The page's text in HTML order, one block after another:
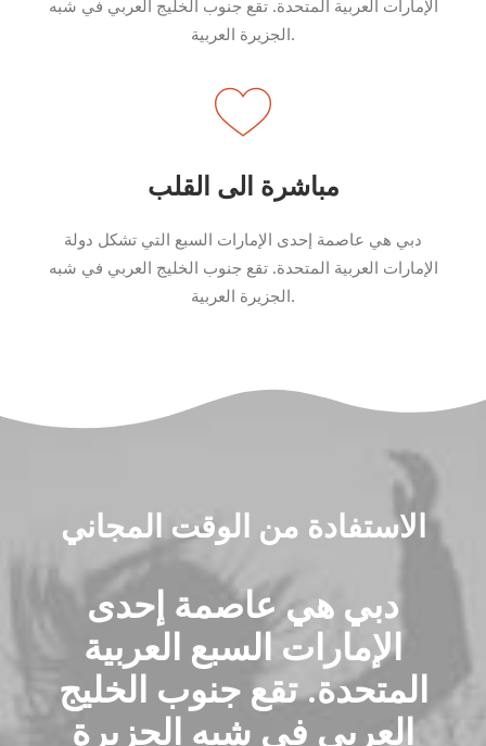
الإمارات العربية المتحدة. تقع جنوب الخليج العربي في شبه
الجزيرة العربية.
مباشرة الى القلب
دبي هي عاصمة إحدى الإمارات السبع التي تشكل دولة
الإمارات العربية المتحدة. تقع جنوب الخليج العربي في شبه
الجزيرة العربية.
الاستفادة من الوقت المجاني
دبي هي عاصمة إحدى
الإمارات السبع العربية
المتحدة. تقع جنوب الخليج
العربي في شبه الجزيرة